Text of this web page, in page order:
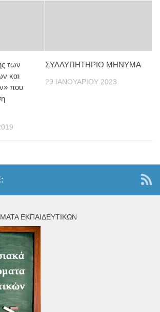
των
και
που
ΣΥΛΛΥΠΗΤΗΡΙΟ ΜΗΝΥΜΑ
29 ΙΑΝΟΥΑΡΊΟΥ 2023
ΕΚΠΑΙΔΕΥΤΙΚΏΝ